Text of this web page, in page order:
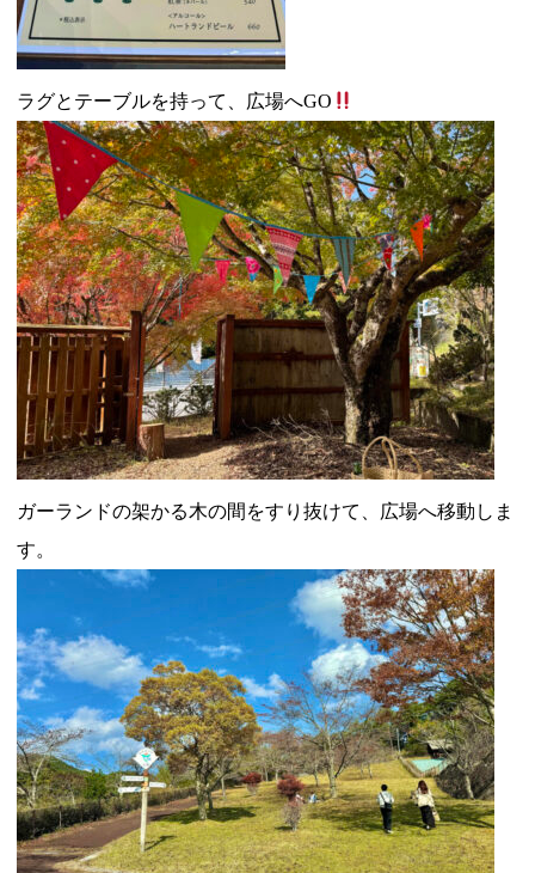
ラグとテーブルを持って、広場へGO
ガーランドの架かる木の間をすり抜けて、広場へ移動しま
す。